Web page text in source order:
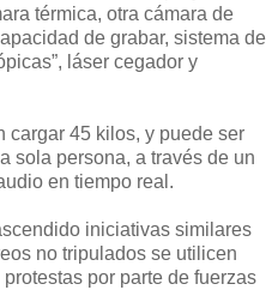
térmica, otra cámara de
de grabar, sistema de
láser cegador y
cargar 45 kilos, y puede ser
sola persona, a través de un
en tiempo real.
iniciativas similares
no tripulados se utilicen
por parte de fuerzas